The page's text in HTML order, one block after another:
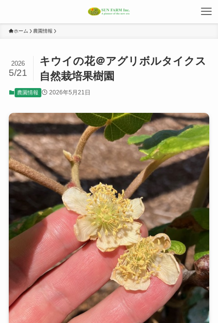
ホーム 農園情報
キウイの花＠アグリボルタイクス
自然栽培果樹園
2026
5/21
農園情報 2026年5月21日